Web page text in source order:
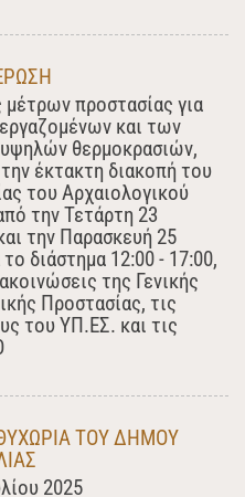
προστασίας για
και των
θερμοκρασιών,
έκτακτη διακοπή του
του Αρχαιολογικού
την Τετάρτη 23
την Παρασκευή 25
διάστημα 12:00 - 17:00,
της Γενικής
Προστασίας, τις
του ΥΠ.ΕΣ. και τις
ΤΟΥ ΔΗΜΟΥ
2025